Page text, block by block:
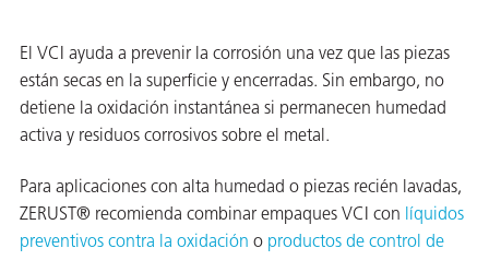
El VCI ayuda a prevenir la corrosión una vez que las piezas
están secas en la superficie y encerradas. Sin embargo, no
detiene la oxidación instantánea si permanecen humedad
activa y residuos corrosivos sobre el metal.
Para aplicaciones con alta humedad o piezas recién lavadas,
ZERUST® recomienda combinar empaques VCI con líquidos
preventivos contra la oxidación o productos de control de